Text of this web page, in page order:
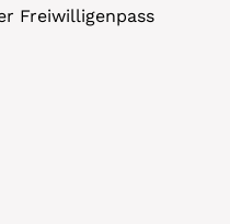
Freiwilligenpass